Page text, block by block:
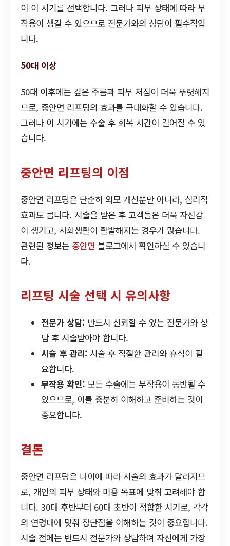
이 이 시기를 선택합니다. 그러나 피부 상태에 따라 부
작용이 생길 수 있으므로 전문가와의 상담이 필수적입
니다.
50대 이상
50대 이후에는 깊은 주름과 피부 처짐이 더욱 뚜렷해지
므로, 중안면 리프팅의 효과를 극대화할 수 있습니다.
그러나 이 시기에는 수술 후 회복 시간이 길어질 수 있
습니다.
중안면 리프팅의 이점
중안면 리프팅은 단순히 외모 개선뿐만 아니라, 심리적
효과도 큽니다. 시술을 받은 후 고객들은 더욱 자신감
이 생기고, 사회생활이 활발해지는 경우가 많습니다.
관련된 정보는 중안면 블로그에서 확인하실 수 있습니
다.
리프팅 시술 선택 시 유의사항
전문가 상담: 반드시 신뢰할 수 있는 전문가와 상
담 후 시술받아야 합니다.
시술 후 관리: 시술 후 적절한 관리와 휴식이 필
요합니다.
부작용 확인: 모든 수술에는 부작용이 동반될 수
있으므로, 이를 충분히 이해하고 준비하는 것이
중요합니다.
결론
중안면 리프팅은 나이에 따라 시술의 효과가 달라지므
로, 개인의 피부 상태와 미용 목표에 맞춰 고려해야 합
니다. 30대 후반부터 60대 초반이 적합한 시기로, 각각
의 연령대에 맞춰 장단점을 이해하는 것이 중요합니다.
시술 전에는 반드시 전문가와 상담하여 자신에게 가장